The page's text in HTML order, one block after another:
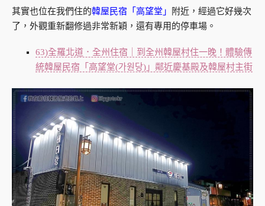
其實也位在我們住的韓屋民宿「高望堂」
附近，經過它好幾次
了，外觀重新翻修過非常新穎，還有專用的停車場。
63)全羅北道．全州住宿｜到全州韓屋村住一晚！體驗傳
統韓屋民宿「高望堂(가원당)」鄰近慶基殿及韓屋村主街